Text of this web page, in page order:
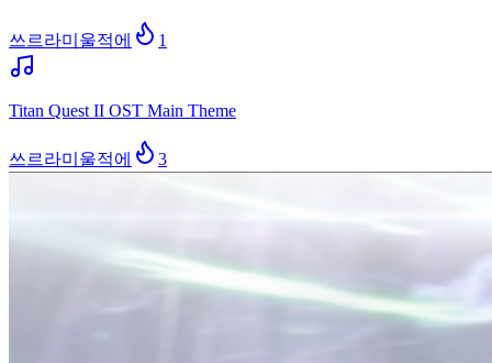
쓰르라미울적에 1
Titan Quest II OST Main Theme
쓰르라미울적에 3